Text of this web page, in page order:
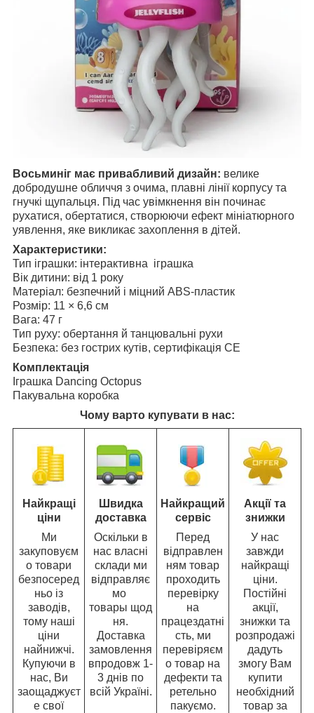
Восьминіг має привабливий дизайн: велике
добродушне обличчя з очима, плавні лінії корпусу та
гнучкі щупальця. Під час увімкнення він починає
рухатися, обертатися, створюючи ефект мініатюрного
уявлення, яке викликає захоплення в дітей.
Характеристики:
Тип іграшки: інтерактивна іграшка
Вік дитини: від 1 року
Матеріал: безпечний і міцний ABS-пластик
Розмір: 11 × 6,6 см
Вага: 47 г
Тип руху: обертання й танцювальні рухи
Безпека: без гострих кутів, сертифікація CE
Комплектація
Іграшка Dancing Octopus
Пакувальна коробка
Чому варто купувати в нас:
Найкращі
ціни
Ми
закуповуєм
о товари
безпосеред
ньо із
заводів,
тому наші
ціни
найнижчі.
Купуючи в
нас, Ви
заощаджуєт
е свої
Швидка
доставка
Оскільки в
нас власні
склади ми
відправляє
мо
товары щод
ня.
Доставка
замовлення
впродовж 1-
3 днів по
всій Україні.
Найкращий
сервіс
Перед
відправлен
ням товар
проходить
перевірку
на
працездатні
сть, ми
перевіряєм
о товар на
дефекти та
ретельно
пакуємо.
Акції та
знижки
У нас
завжди
найкращі
ціни.
Постійні
акції,
знижки та
розпродажі
дадуть
змогу Вам
купити
необхідний
товар за